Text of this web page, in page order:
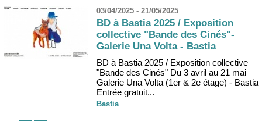
03/04/2025 - 21/05/2025
BD à Bastia 2025 / Exposition
collective "Bande des Cinés"-
Galerie Una Volta - Bastia
BD à Bastia 2025 / Exposition collective
"Bande des Cinés" Du 3 avril au 21 mai
Galerie Una Volta (1er & 2e étage) - Bastia
Entrée gratuit...
Bastia